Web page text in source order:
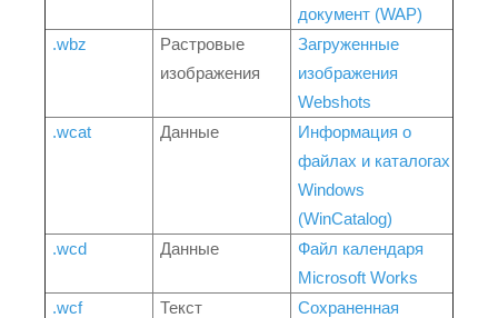
документ (WAP)
.wbz
Растровые
изображения
Загруженные
изображения
Webshots
.wcat
Данные
Информация о
файлах и каталогах
Windows
(WinCatalog)
.wcd
Данные
Файл календаря
Microsoft Works
.wcf
Текст
Сохраненная